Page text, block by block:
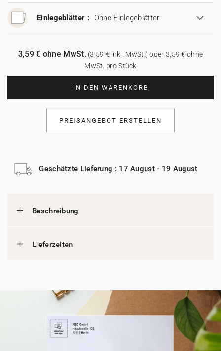
Einlegeblätter : Ohne Einlegeblätter
IN DEN WARENKORB
3,59 € ohne MwSt.(3,59 € inkl. MwSt.) oder 3,59 € ohne
MwSt. pro Stück
PREISANGEBOT ERSTELLEN
Geschätzte Lieferung : 17 August - 19 August
Beschreibung
Lieferzeiten